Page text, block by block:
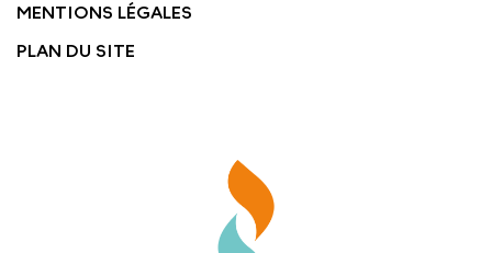
MENTIONS LÉGALES
PLAN DU SITE